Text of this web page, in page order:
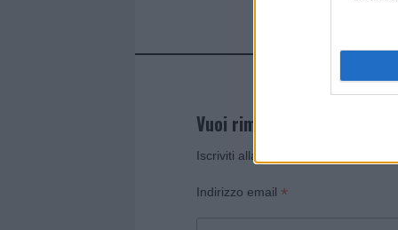
Vuoi rimanere sempre
Iscriviti alla newsletter di Gallura
Indirizzo email *